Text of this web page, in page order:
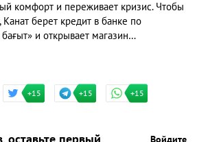
комфорт и переживает кризис. Чтобы
берет кредит в банке по
и открывает магазин…
+15 +15 +15
Войдите